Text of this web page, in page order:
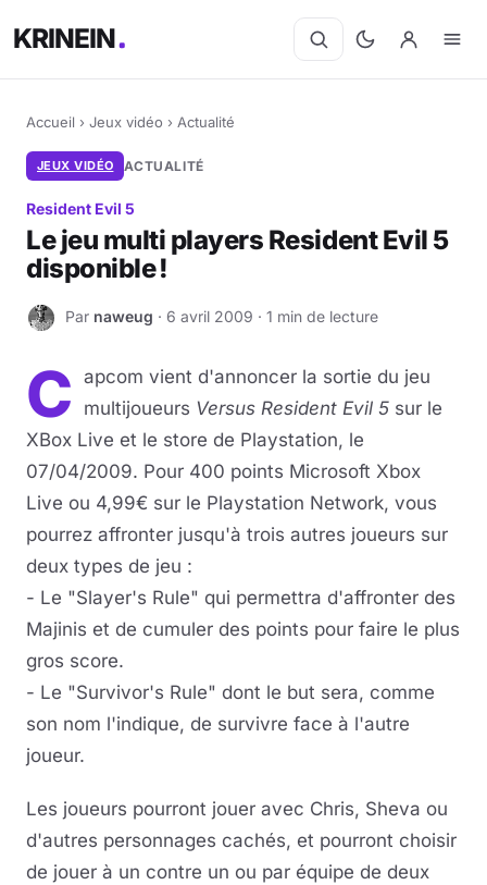
KRINEIN
Accueil › Jeux vidéo › Actualité
JEUX VIDÉO ACTUALITÉ
Resident Evil 5
Le jeu multi players Resident Evil 5
disponible !
N Par naweug · 6 avril 2009 · 1 min de lecture
C apcom vient d'annoncer la sortie du jeu
multijoueurs Versus Resident Evil 5 sur le
XBox Live et le store de Playstation, le
07/04/2009. Pour 400 points Microsoft Xbox
Live ou 4,99€ sur le Playstation Network, vous
pourrez affronter jusqu'à trois autres joueurs sur
deux types de jeu :
- Le "Slayer's Rule" qui permettra d'affronter des
Majinis et de cumuler des points pour faire le plus
gros score.
- Le "Survivor's Rule" dont le but sera, comme
son nom l'indique, de survivre face à l'autre
joueur.
Les joueurs pourront jouer avec Chris, Sheva ou
d'autres personnages cachés, et pourront choisir
de jouer à un contre un ou par équipe de deux